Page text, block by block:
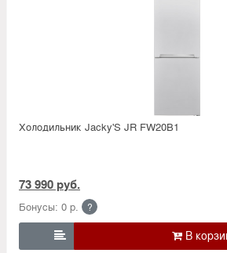
Холодильник Jacky'S JR FW20B1
73 990 руб.
Бонусы: 0 р. ?
